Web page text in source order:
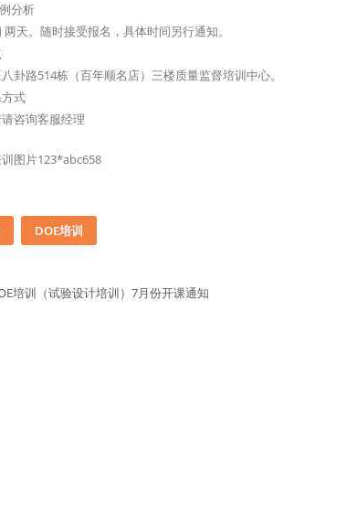
分析
天。随时接受报名，具体时间另行通知。
卦路514栋（百年顺名店）三楼质量监督培训中心。
式
咨询客服经理
图片123*abc658
DOE培训
培训（试验设计培训）7月份开课通知